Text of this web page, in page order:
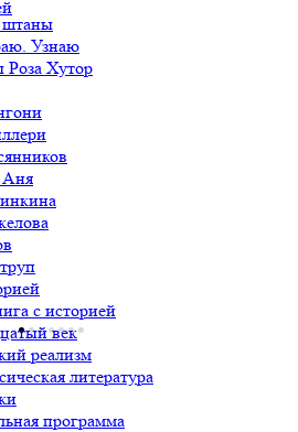
Узнаю
Роза Хутор
Аня
с историей
век
реализм
литература
программа